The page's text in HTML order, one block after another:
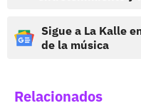
Sigue a La Kalle
de la música
Relacionados